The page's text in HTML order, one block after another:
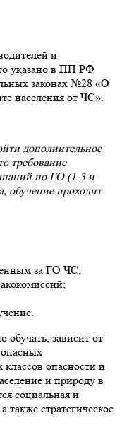
и
указано в ПП РФ
законах №28 «О
населения от ЧС».
дополнительное
требование
по ГО (1-3 и
обучение проходит
за ГО ЧС;
обучать, зависит от
опасности и
и природу в
социальная и
также стратегическое